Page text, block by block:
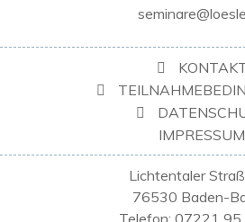
IMPRESSUM
Lichtentaler
76530 Baden-
Telefon: 07221